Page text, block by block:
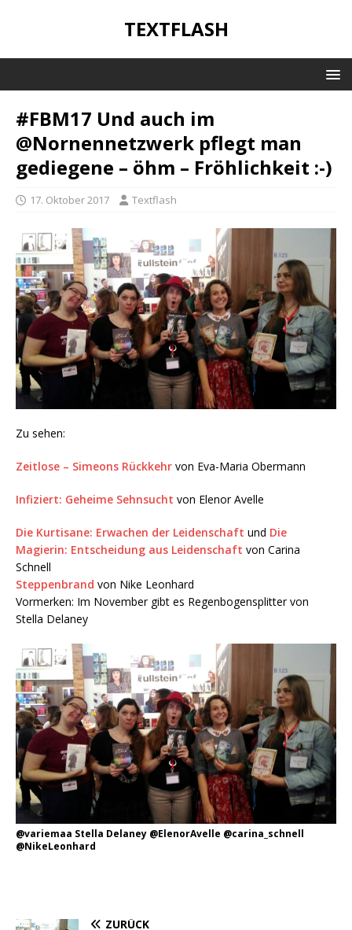
TEXTFLASH
#FBM17 Und auch im
@Nornennetzwerk pflegt man
gediegene – öhm – Fröhlichkeit :-)
17. Oktober 2017 Textflash
Zu sehen:
Zeitlose – Simeons Rückkehr von Eva-Maria Obermann
Infiziert: Geheime Sehnsucht von Elenor Avelle
Die Kurtisane: Erwachen der Leidenschaft und Die
Magierin: Entscheidung aus Leidenschaft von Carina
Schnell
Steppenbrand von Nike Leonhard
Vormerken: Im November gibt es Regenbogensplitter von
Stella Delaney
@variemaa Stella Delaney @ElenorAvelle @carina_schnell
@NikeLeonhard
ZURÜCK